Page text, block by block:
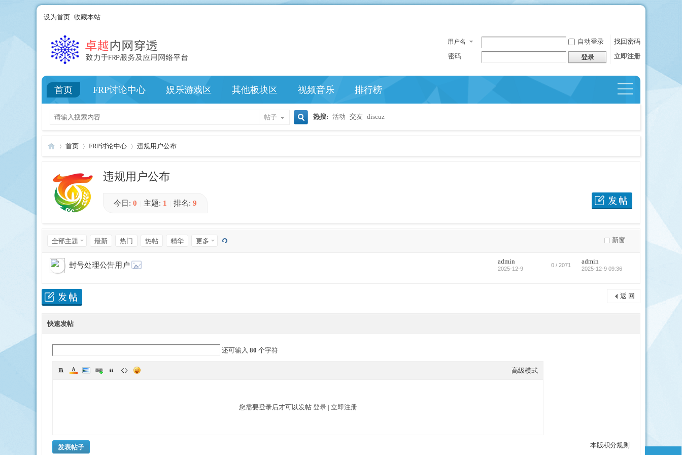
设为首页 收藏本站
用户名 自动登录
找回密码
密码
登录 立即注册
首页 FRP讨论中心 娱乐游戏区 其他板块区 视频音乐 排行榜
帖子 热搜: 活动 交友 discuz
越
»
首页
›
FRP讨论中心 违规用户公布
违规用户公布
今日: 0 主题: 1 排名: 9
新窗
全部主题 最新 热门 热帖 精华 更多
封号处理公告用户 admin
2025-12-9
0 / 2071 admin
2025-12-9 09:36
返 回
快速发帖
还可输入 80 个字符
高级模式
您需要登录后才可以发帖 登录| 立即注册
本版积分规则
发表帖子